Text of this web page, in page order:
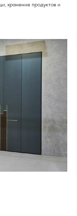
хранение продуктов и